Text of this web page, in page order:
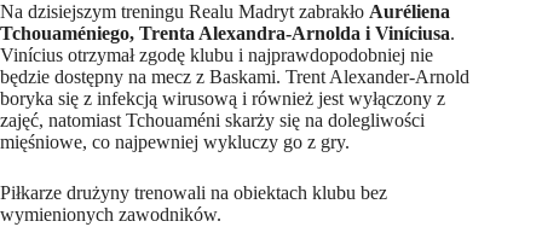
Na dzisiejszym treningu Realu Madryt zabrakło Auréliena
Tchouaméniego, Trenta Alexandra‑Arnolda i Viníciusa.
Vinícius otrzymał zgodę klubu i najprawdopodobniej nie
będzie dostępny na mecz z Baskami. Trent Alexander‑Arnold
boryka się z infekcją wirusową i również jest wyłączony z
zajęć, natomiast Tchouaméni skarży się na dolegliwości
mięśniowe, co najpewniej wykluczy go z gry.
Piłkarze drużyny trenowali na obiektach klubu bez
wymienionych zawodników.